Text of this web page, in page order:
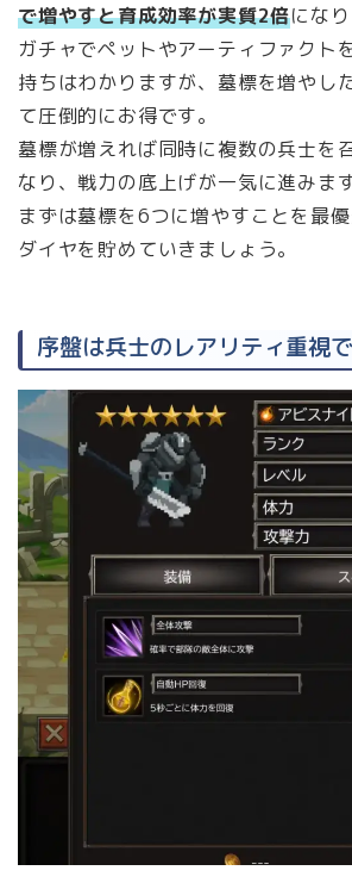
で増やすと育成効率が実質2倍になり
ガチャでペットやアーティファクト
持ちはわかりますが、墓標を増やし
て圧倒的にお得です。
墓標が増えれば同時に複数の兵士を
なり、戦力の底上げが一気に進みます
まずは墓標を6つに増やすことを最優
ダイヤを貯めていきましょう。
序盤は兵士のレアリティ重視